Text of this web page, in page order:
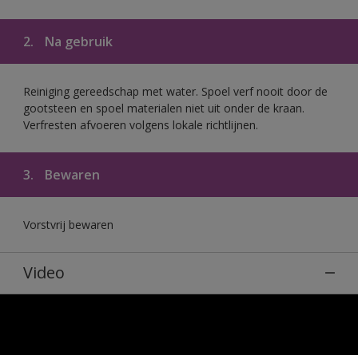
2. Na gebruik
Reiniging gereedschap met water. Spoel verf nooit door de
gootsteen en spoel materialen niet uit onder de kraan.
Verfresten afvoeren volgens lokale richtlijnen.
3. Bewaren
Vorstvrij bewaren
Video